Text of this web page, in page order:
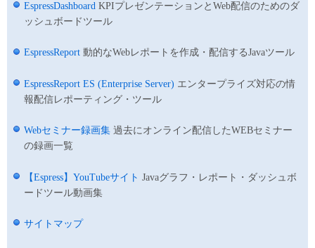
EspressDashboard KPIプレゼンテーションとWeb配信のためのダ
ッシュボードツール
EspressReport 動的なWebレポートを作成・配信するJavaツール
EspressReport ES (Enterprise Server) エンタープライズ対応の情
報配信レポーティング・ツール
Webセミナー録画集 過去にオンライン配信したWEBセミナー
の録画一覧
【Espress】YouTubeサイト Javaグラフ・レポート・ダッシュボ
ードツール動画集
サイトマップ